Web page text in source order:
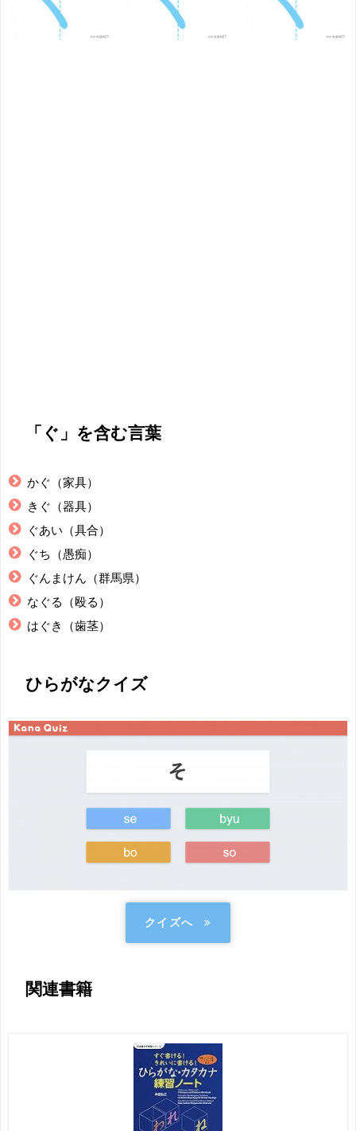
「ぐ」を含む言葉
かぐ（家具）
きぐ（器具）
ぐあい（具合）
ぐち（愚痴）
ぐんまけん（群馬県）
なぐる（殴る）
はぐき（歯茎）
ひらがなクイズ
クイズへ
関連書籍